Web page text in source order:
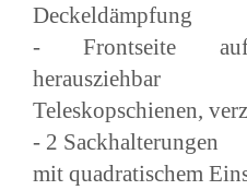
Deckeldämpfung
- Frontseite auf
herausziehbar
Teleskopschienen,
- 2 Sackhalterungen
mit quadratischem